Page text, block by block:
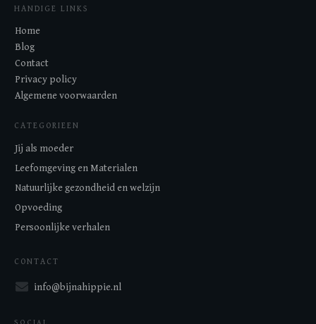
HANDIGE LINKS
Home
Blog
Contact
Privacy policy
Algemene voorwaarden
CATEGORIEEN
Jij als moeder
Leefomgeving en Materialen
Natuurlijke gezondheid en welzijn
Opvoeding
Persoonlijke verhalen
CONTACT
info@bijnahippie.nl
SOCIAL